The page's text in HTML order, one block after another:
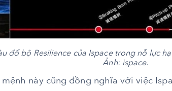
đổ bộ Resilience của Ispace trong nỗ lực
Ảnh: ispace.
này cũng đồng nghĩa với việc